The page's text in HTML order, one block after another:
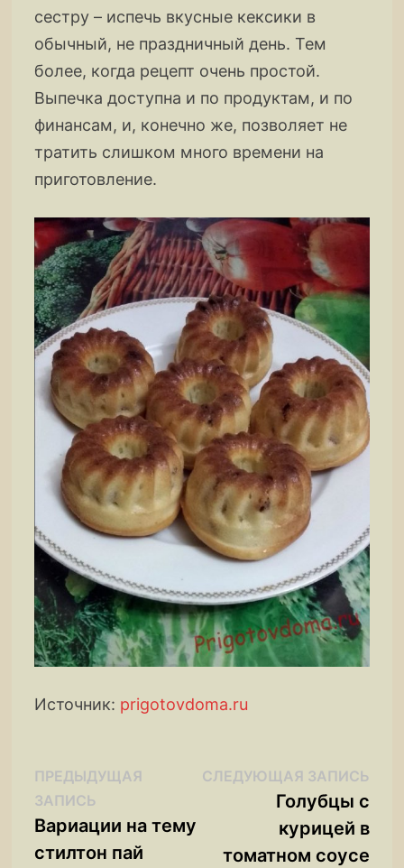
сестру – испечь вкусные кексики в
обычный, не праздничный день. Тем
более, когда рецепт очень простой.
Выпечка доступна и по продуктам, и по
финансам, и, конечно же, позволяет не
тратить слишком много времени на
приготовление.
Источник: prigotovdoma.ru
Навигация
по
записям
ПРЕДЫДУЩАЯ
ЗАПИСЬ
запись:
Вариации на тему
стилтон пай
СЛЕДУЮЩАЯ ЗАПИСЬ
Голубцы с
курицей в
томатном соусе